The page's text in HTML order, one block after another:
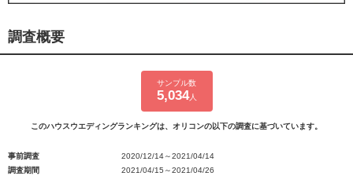
調査概要
サンプル数
5,034人
このハウスウエディングランキングは、オリコンの以下の調査に基づいています。
事前調査
2020/12/14～2021/04/14
調査期間
2021/04/15～2021/04/26